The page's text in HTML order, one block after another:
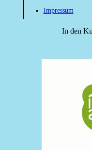
Impressum
In den